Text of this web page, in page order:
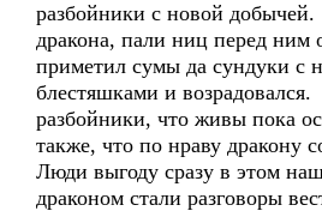
разбойники с новой
дракона, пали ниц перед ним
приметил сумы да сундуки с
блестяшками и
разбойники, что живы пока
также, что по нраву дракону
Люди выгоду сразу в этом
драконом стали разговоры